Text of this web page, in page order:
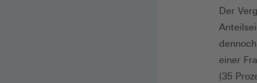
Der
einer
(35